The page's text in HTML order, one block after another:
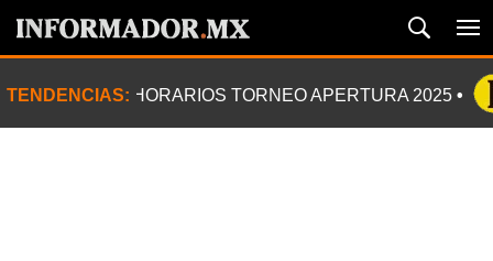
TENDENCIAS: HORARIOS TORNEO APERTURA 2025